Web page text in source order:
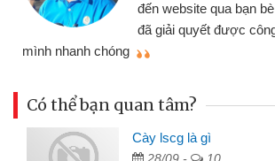
đến website qua bạn
đã giải quyết được
mình nhanh chóng
Có thể bạn quan tâm?
Cày lscg là gì